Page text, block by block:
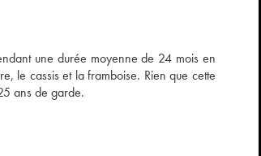
une durée moyenne de 24 mois en
le cassis et la framboise. Rien que cette
ans de garde.